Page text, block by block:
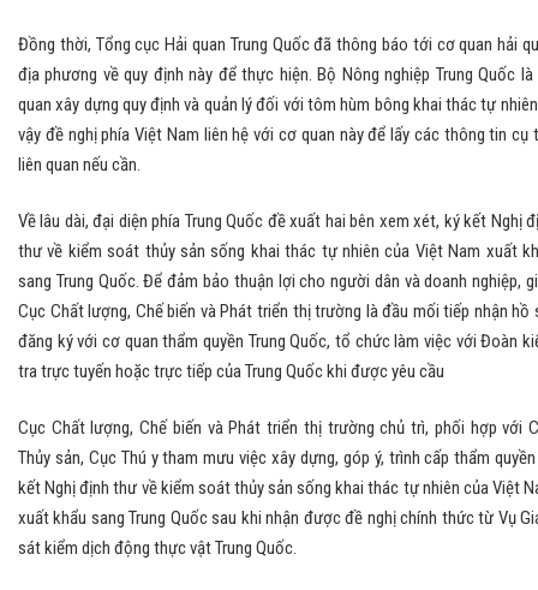
Đồng thời, Tổng cục Hải quan Trung Quốc đã thông báo tới cơ quan hải
địa phương về quy định này để thực hiện. Bộ Nông nghiệp Trung Quốc
quan xây dựng quy định và quản lý đối với tôm hùm bông khai thác tự
vậy đề nghị phía Việt Nam liên hệ với cơ quan này để lấy các thông tin cụ
liên quan nếu cần.
Về lâu dài, đại diện phía Trung Quốc đề xuất hai bên xem xét, ký kết Nghị
thư về kiểm soát thủy sản sống khai thác tự nhiên của Việt Nam xuất
sang Trung Quốc. Để đảm bảo thuận lợi cho người dân và doanh nghiệp,
Cục Chất lượng, Chế biến và Phát triển thị trường là đầu mối tiếp nhận hồ
đăng ký với cơ quan thẩm quyền Trung Quốc, tổ chức làm việc với Đoàn
tra trực tuyến hoặc trực tiếp của Trung Quốc khi được yêu cầu
Cục Chất lượng, Chế biến và Phát triển thị trường chủ trì, phối hợp với
Thủy sản, Cục Thú y tham mưu việc xây dựng, góp ý, trình cấp thẩm
kết Nghị định thư về kiểm soát thủy sản sống khai thác tự nhiên của Việt
xuất khẩu sang Trung Quốc sau khi nhận được đề nghị chính thức từ Vụ
sát kiểm dịch động thực vật Trung Quốc.